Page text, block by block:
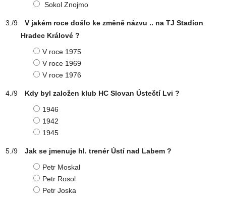
Sokol Znojmo
V jakém roce došlo ke změně názvu .. na TJ Stadion
Hradec Králové ?
V roce 1975
V roce 1969
V roce 1976
Kdy byl založen klub HC Slovan Ústečtí Lvi ?
1946
1942
1945
Jak se jmenuje hl. trenér Ústí nad Labem ?
Petr Moskal
Petr Rosol
Petr Joska